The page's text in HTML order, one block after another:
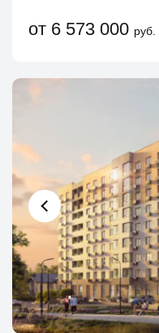
от 6 573 000 руб.